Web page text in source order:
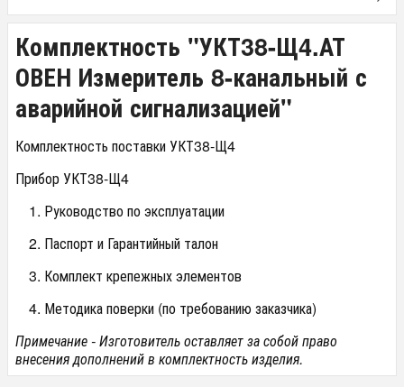
Комплектность "УКТ38-Щ4.АТ
ОВЕН Измеритель 8-канальный с
аварийной сигнализацией"
Комплектность поставки УКТ38-Щ4
Прибор УКТ38-Щ4
Руководство по эксплуатации
Паспорт и Гарантийный талон
Комплект крепежных элементов
Методика поверки (по требованию заказчика)
Примечание - Изготовитель оставляет за собой право
внесения дополнений в комплектность изделия.